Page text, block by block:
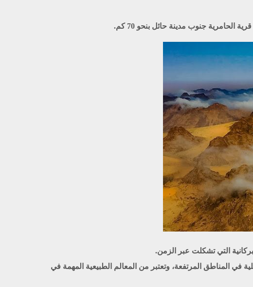
جنوب مدينة حائل بنحو 70 كم.
التي تشكلت عبر الزمن.
في المناطق المرتفعة، وتعتبر من المعالم الطبيعية المهمة في